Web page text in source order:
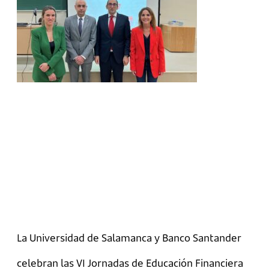
La Universidad de Salamanca y Banco Santander
celebran las VI Jornadas de Educación Financiera